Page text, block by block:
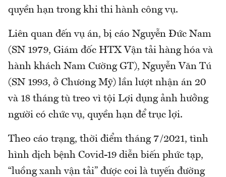
quyền hạn trong khi thi hành công vụ.
Liên quan đến vụ án, bị cáo Nguyễn Đức Nam
(SN 1979, Giám đốc HTX Vận tải hàng hóa và
hành khách Nam Cường GT), Nguyễn Văn Tú
(SN 1993, ở Chương Mỹ) lần lượt nhận án 20
và 18 tháng tù treo vì tội Lợi dụng ảnh hưởng
người có chức vụ, quyền hạn để trục lợi.
Theo cáo trạng, thời điểm tháng 7/2021, tình
hình dịch bệnh Covid-19 diễn biến phức tạp,
“luồng xanh vận tải” được coi là tuyến đường